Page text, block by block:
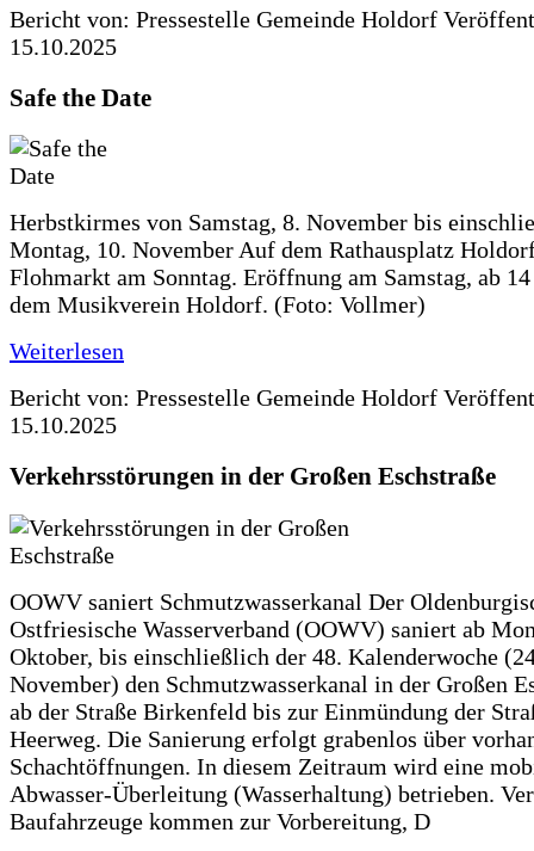
Bericht von: Pressestelle Gemeinde Holdorf
15.10.2025
Safe the Date
Herbstkirmes von Samstag, 8. November bis
Montag, 10. November Auf dem Rathausplatz
Flohmarkt am Sonntag. Eröffnung am Samstag, ab
dem Musikverein Holdorf. (Foto: Vollmer)
Weiterlesen
Bericht von: Pressestelle Gemeinde Holdorf
15.10.2025
Verkehrsstörungen in der Großen Eschstraße
OOWV saniert Schmutzwasserkanal Der
Ostfriesische Wasserverband (OOWV) saniert ab
Oktober, bis einschließlich der 48. Kalenderwoche
November) den Schmutzwasserkanal in der Großen
ab der Straße Birkenfeld bis zur Einmündung der
Heerweg. Die Sanierung erfolgt grabenlos über
Schachtöffnungen. In diesem Zeitraum wird eine
Abwasser-Überleitung (Wasserhaltung) betrieben.
Baufahrzeuge kommen zur Vorbereitung, D